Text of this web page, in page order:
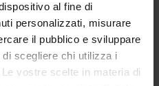
al fine di
personalizzati, misurare
il pubblico e sviluppare
scegliere chi utilizza i
vostre scelte in materia di